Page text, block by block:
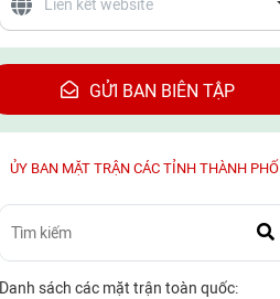
GỬI BAN BIÊN TẬP
ỦY BAN MẶT TRẬN CÁC TỈNH THÀNH PHỐ
Danh sách các mặt trận toàn quốc: